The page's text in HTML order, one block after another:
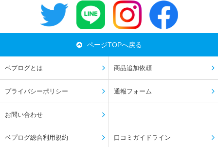
ページTOPへ戻る
ベプログとは 商品追加依頼
プライバシーポリシー 通報フォーム
お問い合わせ
ベプログ総合利用規約 口コミガイドライン